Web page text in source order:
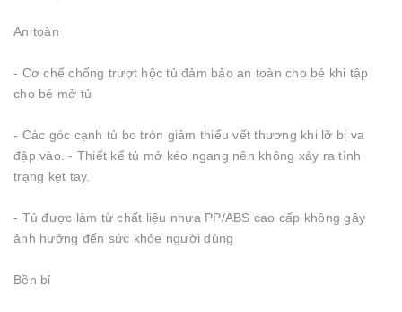
An toàn
- Cơ chế chống trượt hộc tủ đảm bảo an toàn cho bé khi tập
cho bé mở tủ
- Các góc cạnh tủ bo tròn giảm thiểu vết thương khi lỡ bị va
đập vào. - Thiết kế tủ mở kéo ngang nên không xảy ra tình
trạng kẹt tay.
- Tủ được làm từ chất liệu nhựa PP/ABS cao cấp không gây
ảnh hưởng đến sức khỏe người dùng
Bền bỉ